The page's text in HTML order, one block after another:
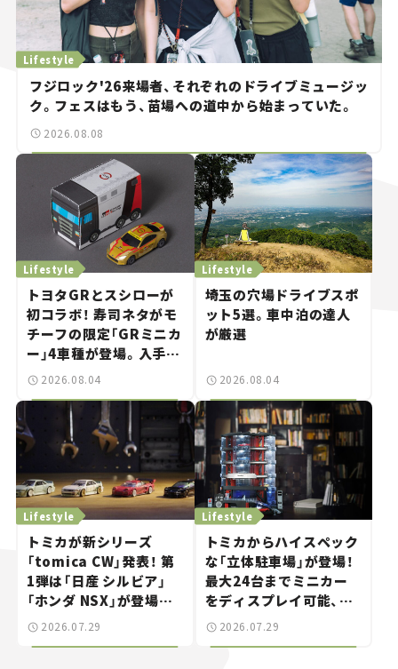
フジロック'26来場者、それぞれのドライブミュージッ
ク。フェスはもう、苗場への道中から始まっていた。
Lifestyle
2026.08.08
トヨタGRとスシローが
初コラボ！ 寿司ネタがモ
チーフの限定「GRミニカ
ー」4車種が登場。入手方
法は？【クルマとホビー】
Lifestyle
2026.08.04
埼玉の穴場ドライブスポ
ット5選。車中泊の達人
が厳選
Lifestyle
2026.08.04
トミカが新シリーズ
「tomica CW」発表！ 第
1弾は「日産 シルビア」
「ホンダ NSX」が登場。
世界が注目す
Lifestyle
2026.07.29
トミカからハイスペック
な「立体駐車場」が登場！
最大24台までミニカー
をディスプレイ可能、特
別な「日産 GT-R
Lifestyle
2026.07.29